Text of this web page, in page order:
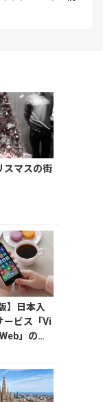
スマスの街
】日本入
ービス「Vi
」の登